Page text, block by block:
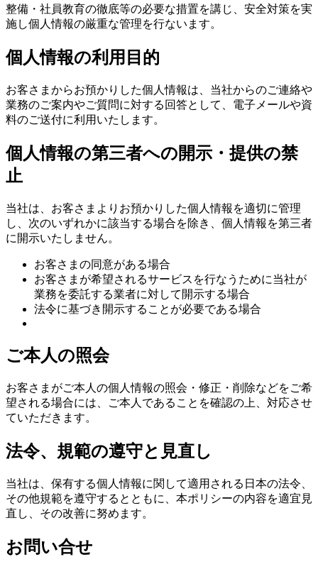
整備・社員教育の徹底等の必要な措置を講じ、安全対策を実
施し個人情報の厳重な管理を行ないます。
個人情報の利用目的
お客さまからお預かりした個人情報は、当社からのご連絡や
業務のご案内やご質問に対する回答として、電子メールや資
料のご送付に利用いたします。
個人情報の第三者への開示・提供の禁
止
当社は、お客さまよりお預かりした個人情報を適切に管理
し、次のいずれかに該当する場合を除き、個人情報を第三者
に開示いたしません。
お客さまの同意がある場合
お客さまが希望されるサービスを行なうために当社が
業務を委託する業者に対して開示する場合
法令に基づき開示することが必要である場合
ご本人の照会
お客さまがご本人の個人情報の照会・修正・削除などをご希
望される場合には、ご本人であることを確認の上、対応させ
ていただきます。
法令、規範の遵守と見直し
当社は、保有する個人情報に関して適用される日本の法令、
その他規範を遵守するとともに、本ポリシーの内容を適宜見
直し、その改善に努めます。
お問い合せ